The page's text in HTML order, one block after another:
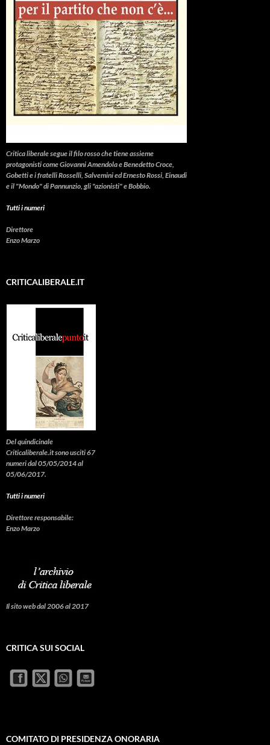
Critica liberalesegue il filo rosso che tiene assieme
protagonisti come Giovanni Amendola e Benedetto Croce,
Gobetti e i fratelli Rosselli, Salvemini ed Ernesto Rossi, Einaudi
e il "Mondo" di Pannunzio, gli "azionisti" e Bobbio.
Tutti i numeri
Direttore
Enzo Marzo
CRITICALIBERALE.IT
Del quindicinale
Criticaliberale.it sono usciti 67
numeri dal 05/05/2014 al
05/06/2017.
Tutti i numeri
Direttore responsabile:
Enzo Marzo
Il sito web dal 2006 al 2017
CRITICA SUI SOCIAL
COMITATO DI PRESIDENZA ONORARIA